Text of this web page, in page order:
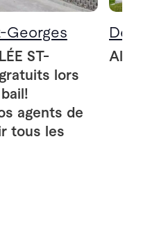
Georges
ST-
lors
agents de
tous les
Allée